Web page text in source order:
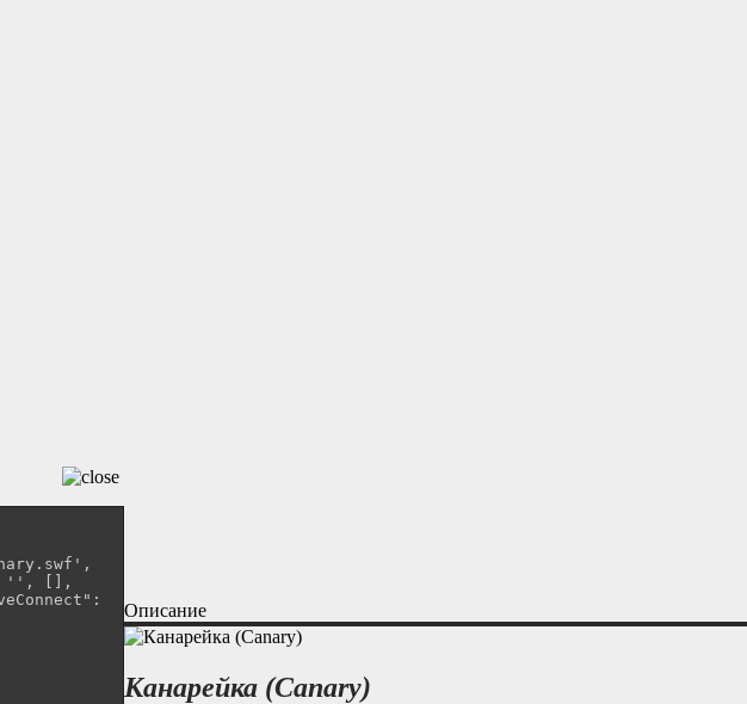
Описание
Канарейка (Canary)